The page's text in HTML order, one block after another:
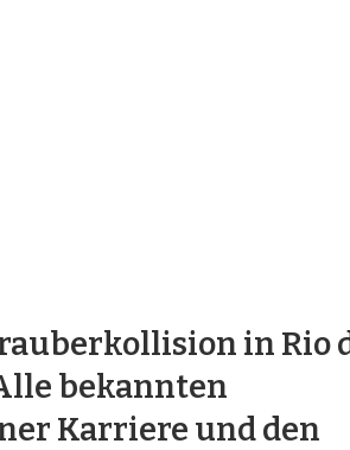
in Rio
bekannten
Karriere und den